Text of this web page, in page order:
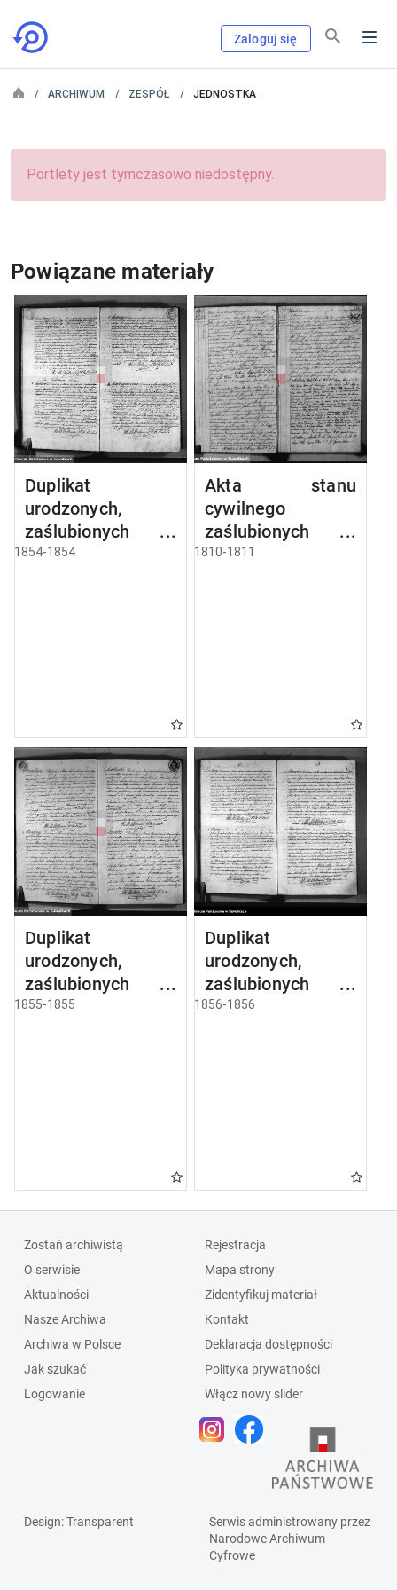
Zaloguj się
ARCHIWUM ZESPÓŁ JEDNOSTKA
Portlety jest tymczasowo niedostępny.
Powiązane materiały
Duplikat
urodzonych,
zaślubionych i
umarłych parafii
1854-1854
Akta stanu
cywilnego
zaślubionych w
gminie
1810-1811
Duplikat
urodzonych,
zaślubionych i
umarłych parafii
1855-1855
Duplikat
urodzonych,
zaślubionych i
umarłych parafii
1856-1856
Zostań archiwistą
O serwisie
Aktualności
Nasze Archiwa
Archiwa w Polsce
Jak szukać
Logowanie
Rejestracja
Mapa strony
Zidentyfikuj materiał
Kontakt
Deklaracja dostępności
Polityka prywatności
Włącz nowy slider
Design: Transparent
Serwis administrowany przez
Narodowe Archiwum
Cyfrowe